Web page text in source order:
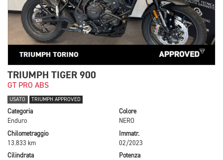
TRIUMPH TIGER 900
GT PRO ABS
USATO TRIUMPH APPROVED
Categoria
Enduro
Colore
NERO
Chilometraggio
13.833 km
Immatr.
02/2023
Cilindrata
Potenza